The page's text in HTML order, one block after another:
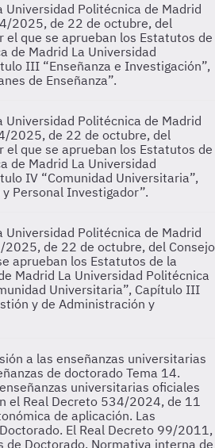
Universidad Politécnica de Madrid
2025, de 22 de octubre, del
el que se aprueban los Estatutos de
de Madrid La Universidad
III “Enseñanza e Investigación”,
de Enseñanza”.
Universidad Politécnica de Madrid
2025, de 22 de octubre, del
el que se aprueban los Estatutos de
de Madrid La Universidad
IV “Comunidad Universitaria”,
Personal Investigador”.
Universidad Politécnica de Madrid
de 22 de octubre, del Consejo
aprueban los Estatutos de la
Madrid La Universidad Politécnica
Universitaria”, Capítulo III
y de Administración y
a las enseñanzas universitarias
de doctorado Tema 14.
universitarias oficiales
el Real Decreto 534/2024, de 11
de aplicación. Las
El Real Decreto 99/2011,
de Doctorado. Normativa interna de